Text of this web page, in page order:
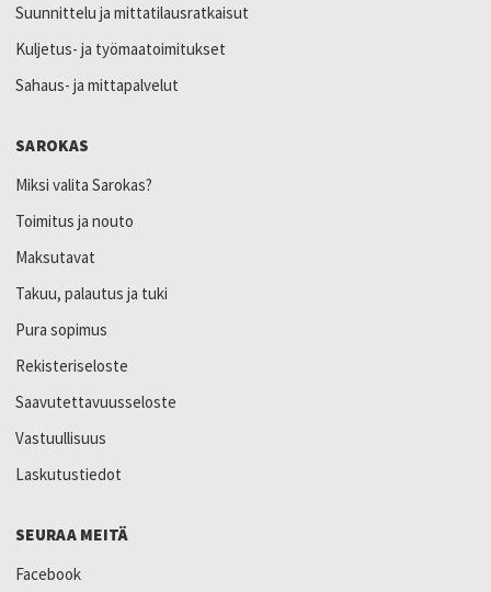
Suunnittelu ja mittatilausratkaisut
Kuljetus- ja työmaatoimitukset
Sahaus- ja mittapalvelut
SAROKAS
Miksi valita Sarokas?
Toimitus ja nouto
Maksutavat
Takuu, palautus ja tuki
Pura sopimus
Rekisteriseloste
Saavutettavuusseloste
Vastuullisuus
Laskutustiedot
SEURAA MEITÄ
Facebook